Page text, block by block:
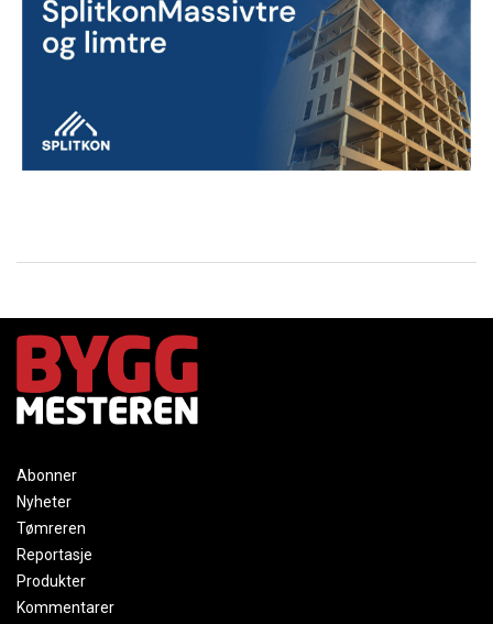
Abonner
Nyheter
Tømreren
Reportasje
Produkter
Kommentarer